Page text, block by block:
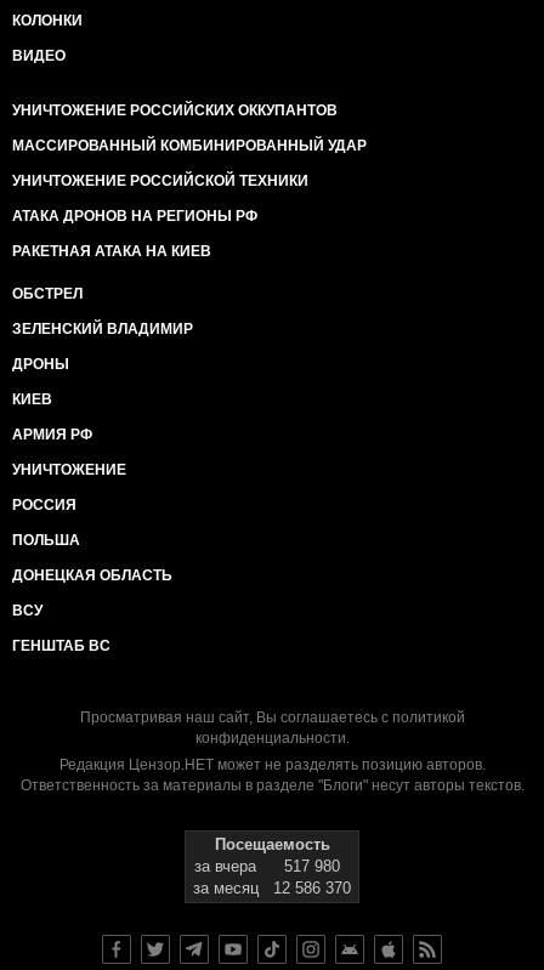
КОЛОНКИ
ВИДЕО
УНИЧТОЖЕНИЕ РОССИЙСКИХ ОККУПАНТОВ
МАССИРОВАННЫЙ КОМБИНИРОВАННЫЙ УДАР
УНИЧТОЖЕНИЕ РОССИЙСКОЙ ТЕХНИКИ
АТАКА ДРОНОВ НА РЕГИОНЫ РФ
РАКЕТНАЯ АТАКА НА КИЕВ
ОБСТРЕЛ
ЗЕЛЕНСКИЙ ВЛАДИМИР
ДРОНЫ
КИЕВ
АРМИЯ РФ
УНИЧТОЖЕНИЕ
РОССИЯ
ПОЛЬША
ДОНЕЦКАЯ ОБЛАСТЬ
ВСУ
ГЕНШТАБ ВС
Просматривая наш сайт, Вы соглашаетесь с политикой
конфиденциальности.
Редакция Цензор.НЕТ может не разделять позицию авторов.
Ответственность за материалы в разделе "Блоги" несут авторы текстов.
Посещаемость
за вчера
517 980
за месяц
12 586 370